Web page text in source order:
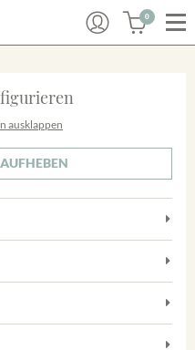
0
ausklappen